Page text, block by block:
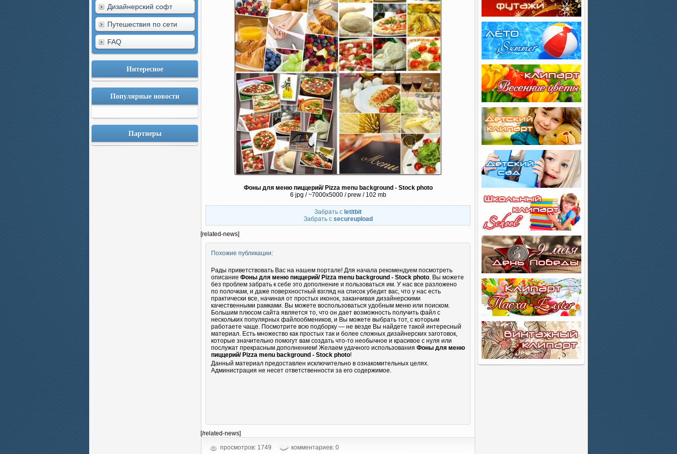
Дизайнерский софт
Путешествия по сети
FAQ
Интересное
Популярные новости
Партнеры
Фоны для меню пиццерий/ Pizza menu background - Stock photo
6 jpg / ~7000x5000 / prew / 102 mb
Забрать с letitbit
Забрать с secureupload
[related-news]
Похожие публикации:
Рады приветствовать Вас на нашем портале! Для начала рекомендуем посмотреть
описание Фоны для меню пиццерий/ Pizza menu background - Stock photo. Вы можете
без проблем забрать к себе это дополнение и пользоваться им. У нас все разложено
по полочкам, и даже поверхностный взгляд на список убедит вас, что у нас есть
практически все, начиная от простых иконок, заканчивая дизайнерскими
качественными рамками. Вы можете воспользоваться удобным меню или поиском.
Большим плюсом сайта является то, что он дает возможность получить файл с
нескольких популярных файлообмеников, и Вы можете выбрать тот, с которым
работаете чаще. Посмотрите всю подборку — не везде Вы найдете такой интересный
материал. Есть множество как простых так и более сложных дизайнерских заготовок,
которые значительно помогут вам создать что-то необычное и красивое с нуля или
послужат прекрасным дополнением! Желаем удачного использования Фоны для меню
пиццерий/ Pizza menu background - Stock photo!
Данный материал предоставлен исключительно в ознакомительных целях.
Администрация не несет ответственности за его содержимое.
[/related-news]
просмотров: 1749
комментариев: 0